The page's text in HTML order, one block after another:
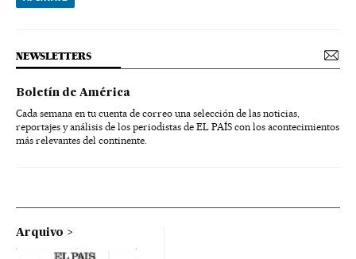
NEWSLETTERS
Boletín de América
Cada semana en tu cuenta de correo una selección de las noticias,
reportajes y análisis de los periodistas de EL PAÍS con los acontecimientos
más relevantes del continente.
Arquivo